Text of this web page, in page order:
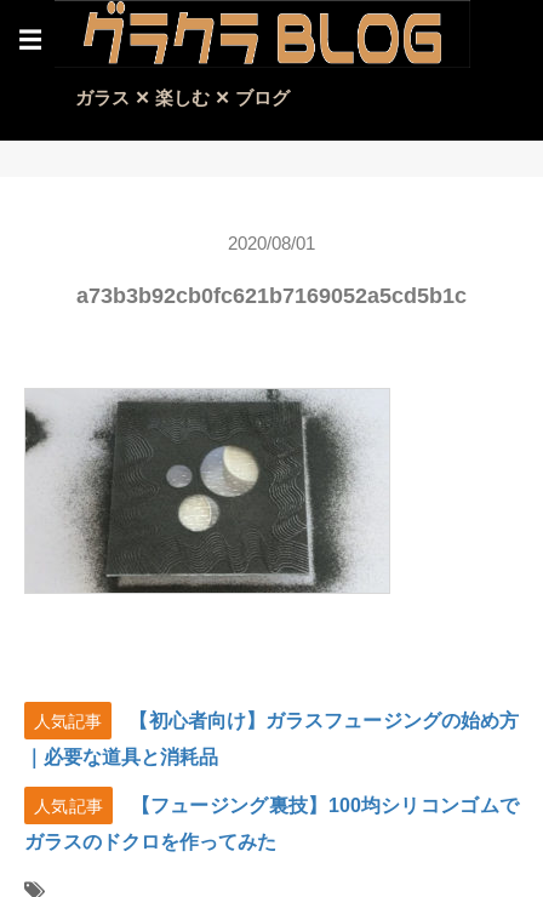
☰
ガラス ✕ 楽しむ ✕ ブログ
2020/08/01
a73b3b92cb0fc621b7169052a5cd5b1c
人気記事
【初心者向け】ガラスフュージングの始め方
｜必要な道具と消耗品
人気記事
【フュージング裏技】100均シリコンゴムで
ガラスのドクロを作ってみた